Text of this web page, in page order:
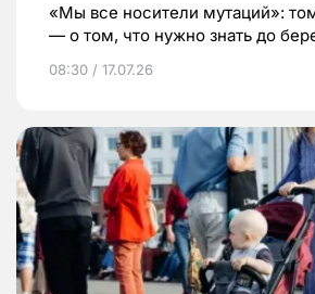
«Мы все носители мутаций»:
— о том, что нужно знать до
08:30 / 17.07.26